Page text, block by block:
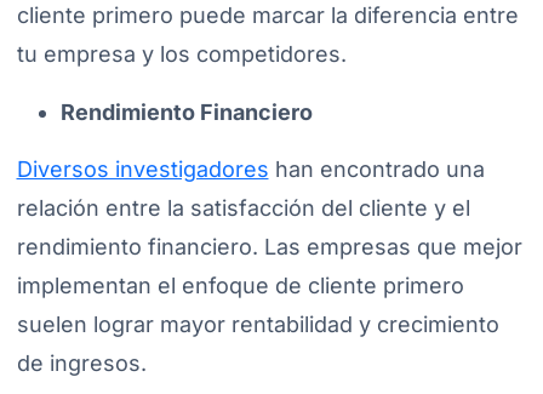
cliente primero puede marcar la diferencia entre
tu empresa y los competidores.
Rendimiento Financiero
Diversos investigadores han encontrado una
relación entre la satisfacción del cliente y el
rendimiento financiero. Las empresas que mejor
implementan el enfoque de cliente primero
suelen lograr mayor rentabilidad y crecimiento
de ingresos.